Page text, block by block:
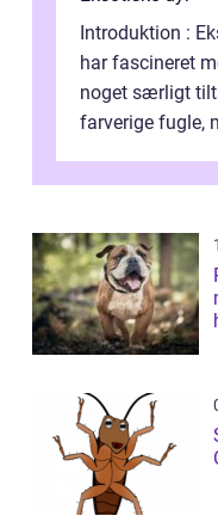
Introduktion :
har fascineret
noget særligt
farverige fugle,